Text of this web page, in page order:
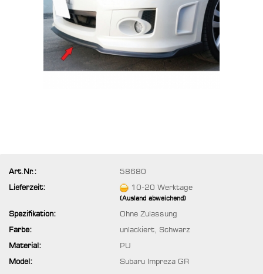
Art.Nr.:
58680
Lieferzeit:
10-20 Werktage
(Ausland abweichend)
Spezifikation:
Ohne Zulassung
Farbe:
unlackiert, Schwarz
Material:
PU
Model:
Subaru Impreza GR